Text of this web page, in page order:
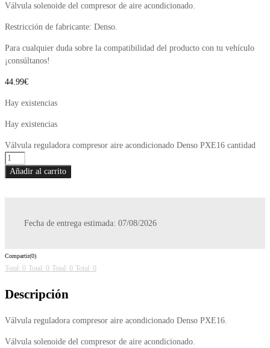
Válvula solenoide del compresor de aire acondicionado.
Restricción de fabricante: Denso.
Para cualquier duda sobre la compatibilidad del producto con tu vehículo
¡consúltanos!
44.99€
Hay existencias
Hay existencias
Válvula reguladora compresor aire acondicionado Denso PXE16 cantidad
Añadir al carrito
Fecha de entrega estimada: 07/08/2026
Compartir(0)
Total: 0 Total: 0 Total: 0 Total: 0
Descripción
Válvula reguladora compresor aire acondicionado Denso PXE16.
Válvula solenoide del compresor de aire acondicionado.